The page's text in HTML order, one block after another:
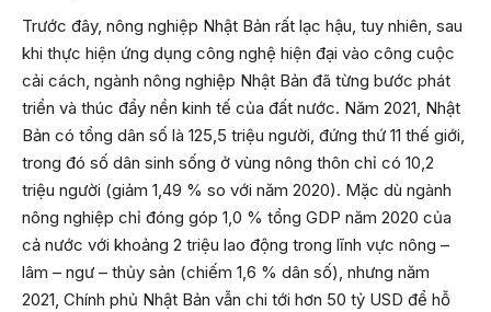
Trước đây, nông nghiệp Nhật Bản rất lạc hậu, tuy nhiên, sau
khi thực hiện ứng dụng công nghệ hiện đại vào công cuộc
cải cách, ngành nông nghiệp Nhật Bản đã từng bước phát
triển và thúc đẩy nền kinh tế của đất nước. Năm 2021, Nhật
Bản có tổng dân số là 125,5 triệu người, đứng thứ 11 thế giới,
trong đó số dân sinh sống ở vùng nông thôn chỉ có 10,2
triệu người (giảm 1,49 % so với năm 2020). Mặc dù ngành
nông nghiệp chỉ đóng góp 1,0 % tổng GDP năm 2020 của
cả nước với khoảng 2 triệu lao động trong lĩnh vực nông –
lâm – ngư – thủy sản (chiếm 1,6 % dân số), nhưng năm
2021, Chính phủ Nhật Bản vẫn chi tới hơn 50 tỷ USD để hỗ